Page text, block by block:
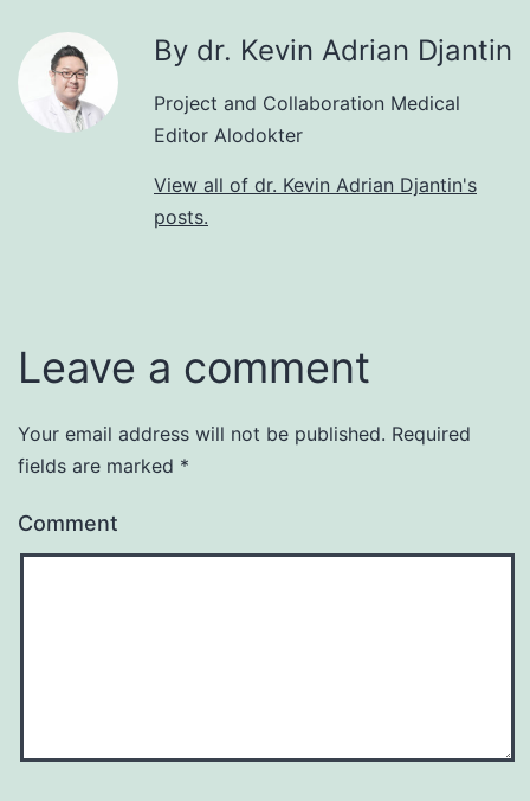
By dr. Kevin Adrian Djantin
Project and Collaboration Medical
Editor Alodokter
View all of dr. Kevin Adrian Djantin's
posts.
Leave a comment
Your email address will not be published. Required
fields are marked *
Comment